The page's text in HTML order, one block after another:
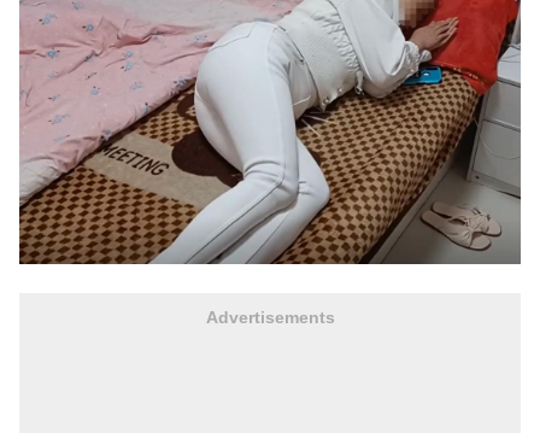
Advertisements